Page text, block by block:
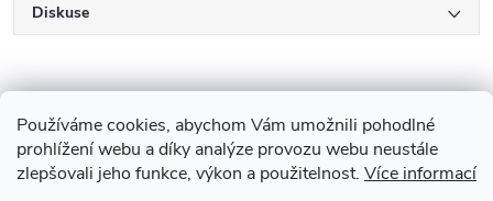
Používáme cookies, abychom Vám umožnili pohodlné
prohlížení webu a díky analýze provozu webu neustále
zlepšovali jeho funkce, výkon a použitelnost. Více informací
Diskuse